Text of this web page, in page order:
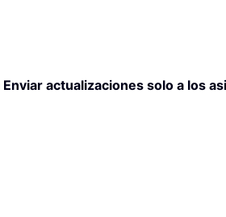
Enviar actualizaciones solo a los